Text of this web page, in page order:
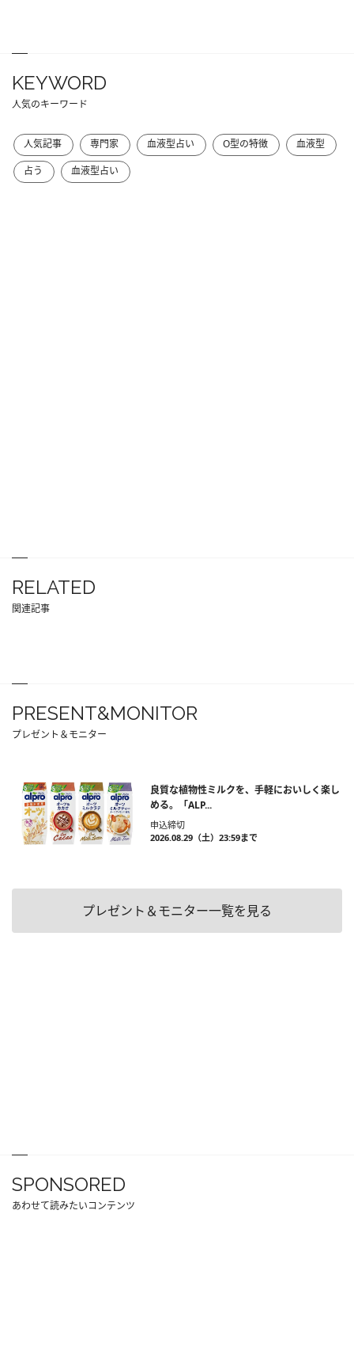
KEYWORD
人気のキーワード
人気記事 専門家 血液型占い O型の特徴
血液型
占う
血液型占い
RELATED
関連記事
PRESENT&MONITOR
プレゼント＆モニター
良質な植物性ミルクを、手軽においしく楽し
める。「ALP...
申込締切
2026.08.29（土）23:59まで
プレゼント＆モニター一覧を見る
SPONSORED
あわせて読みたいコンテンツ